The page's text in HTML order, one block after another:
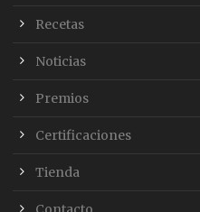
Recetas
Noticias
Premios
Certificaciones
Tienda